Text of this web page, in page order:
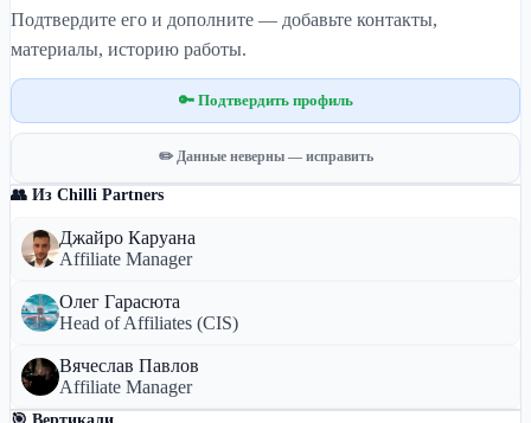
Подтвердите его и дополните — добавьте контакты,
материалы, историю работы.
🔑 Подтвердить профиль
✏️ Данные неверны — исправить
👥 Из Chilli Partners
Джайро Каруана
Affiliate Manager
Олег Гарасюта
Head of Affiliates (CIS)
Вячеслав Павлов
Affiliate Manager